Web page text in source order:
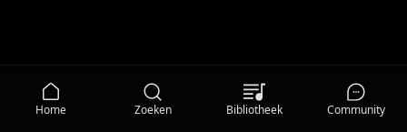
Home Zoeken Bibliotheek Community